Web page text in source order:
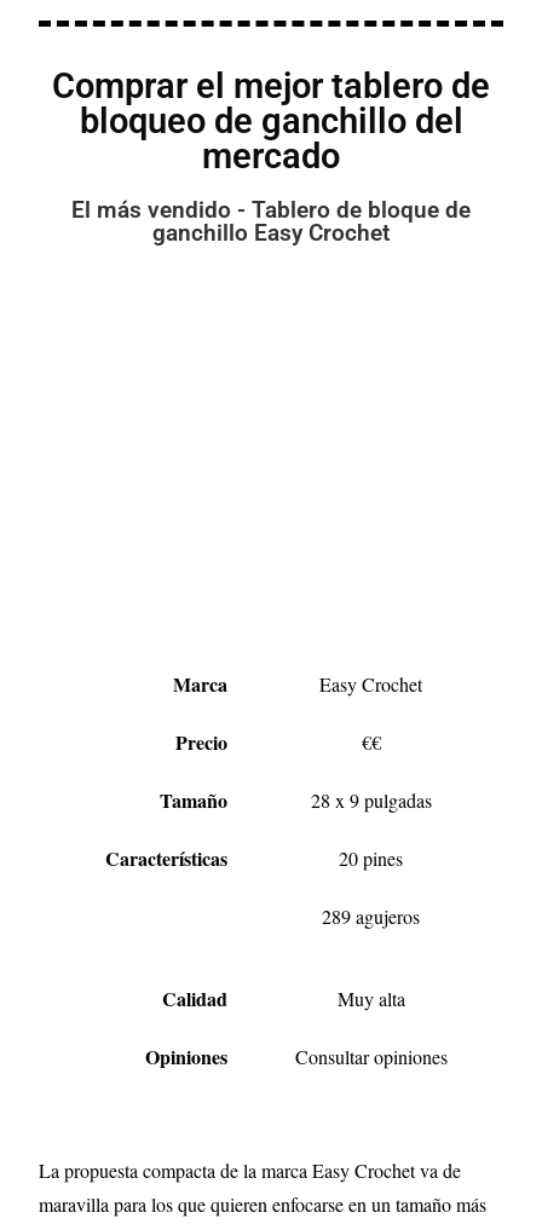
Comprar el mejor tablero de
bloqueo de ganchillo del
mercado
El más vendido - Tablero de bloque de
ganchillo Easy Crochet
Marca Easy Crochet
Precio €€
Tamaño 28 x 9 pulgadas
Características 20 pines
289 agujeros
Calidad Muy alta
Opiniones Consultar opiniones
La propuesta compacta de la marca Easy Crochet va de
maravilla para los que quieren enfocarse en un tamaño más